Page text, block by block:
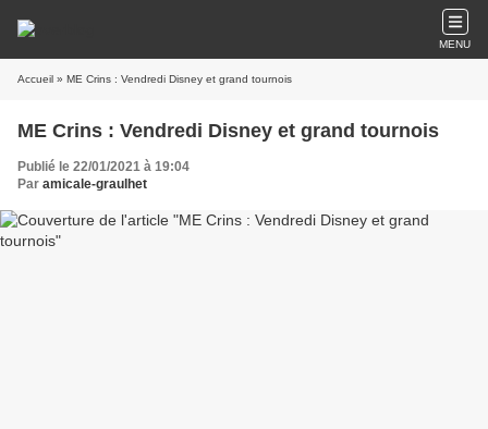
MENU
Accueil » ME Crins : Vendredi Disney et grand tournois
ME Crins : Vendredi Disney et grand tournois
Publié le 22/01/2021 à 19:04
Par amicale-graulhet